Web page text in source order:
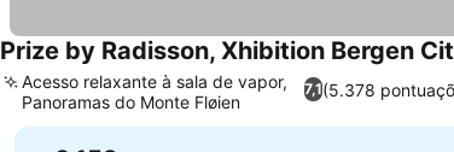
Prize by Radisson, Xhibition Bergen
7,1(5.378
Acesso relaxante à sala de vapor,
Panoramas do Monte Fløien